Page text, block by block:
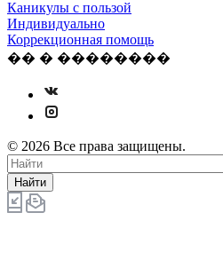
Каникулы с пользой
Индивидуально
Коррекционная помощь
�� � ��������
© 2026 Все права защищены.
Найти